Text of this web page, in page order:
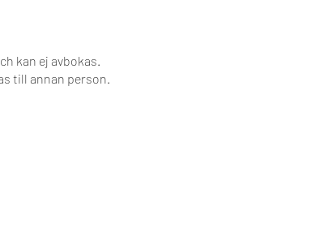
kan ej avbokas.
till annan person.